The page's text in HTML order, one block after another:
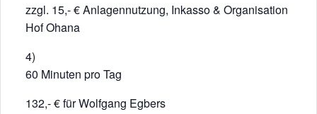
zzgl. 15,- € Anlagennutzung, Inkasso & Organisation
Hof Ohana
4)
60 Minuten pro Tag
132,- € für Wolfgang Egbers